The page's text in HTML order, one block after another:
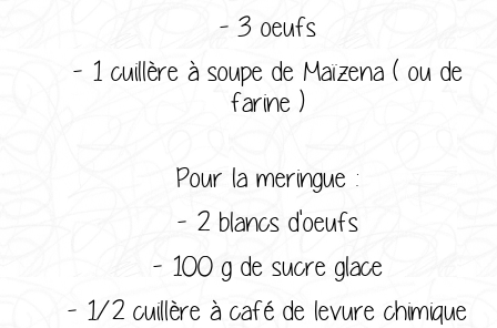
- 3 oeufs
- 1 cuillère à soupe de Maïzena ( ou de
farine )
Pour la meringue :
- 2 blancs d'oeufs
- 100 g de sucre glace
- 1/2 cuillère à café de levure chimique